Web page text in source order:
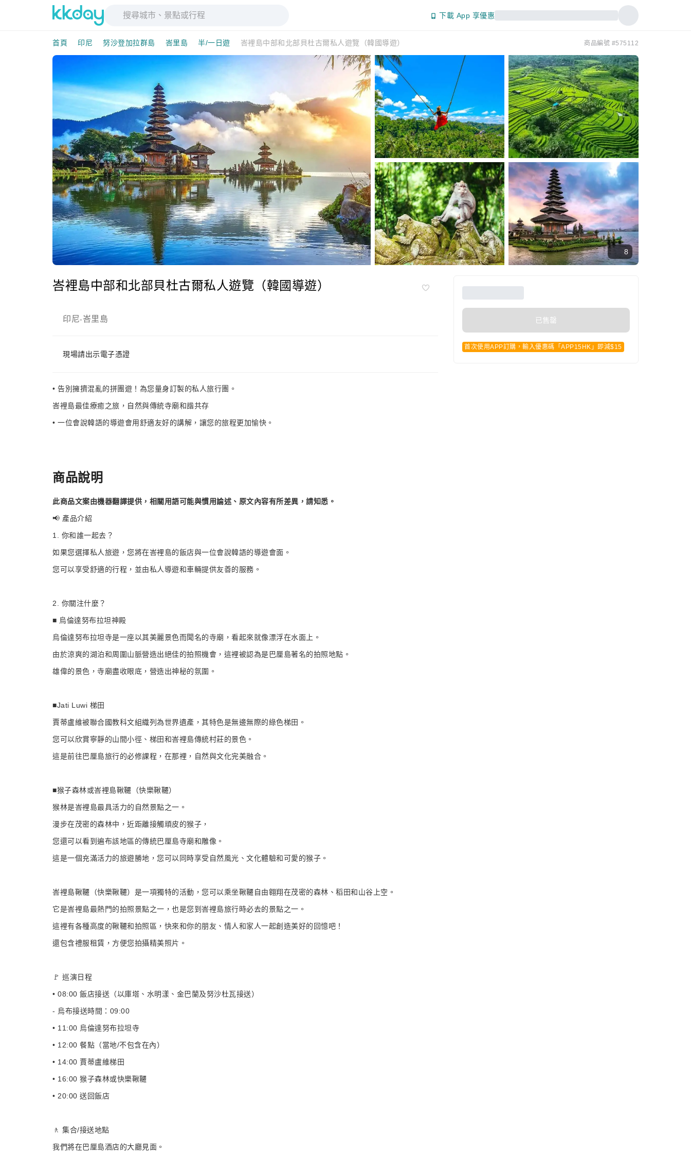
下載 App 享優惠
首頁 印尼 努沙登加拉群島 峇里島 半/一日遊 峇裡島中部和北部貝杜古爾私人遊覽（韓國導遊） 商品編號 #575112
8
峇裡島中部和北部貝杜古爾私人遊覽（韓國導遊）
印尼-峇里島
現場請出示電子憑證
• 告別擁擠混亂的拼團遊！為您量身訂製的私人旅行團。
峇裡島最佳療癒之旅，自然與傳統寺廟和諧共存
• 一位會說韓語的導遊會用舒適友好的講解，讓您的旅程更加愉快。
已售罄
首次使用APP訂購，輸入優惠碼「APP15HK」即減$15
商品說明
此商品文案由機器翻譯提供，相關用語可能與慣用論述、原文內容有所差異，請知悉。
📢 產品介紹
1. 你和誰一起去？
如果您選擇私人旅遊，您將在峇裡島的飯店與一位會說韓語的導遊會面。
您可以享受舒適的行程，並由私人導遊和車輛提供友善的服務。
2. 你關注什麼？
■ 烏倫達努布拉坦神殿
烏倫達努布拉坦寺是一座以其美麗景色而聞名的寺廟，看起來就像漂浮在水面上。
由於涼爽的湖泊和周圍山脈營造出絕佳的拍照機會，這裡被認為是巴厘島著名的拍照地點。
雄偉的景色，寺廟盡收眼底，營造出神秘的氛圍。
■Jati Luwi 梯田
賈蒂盧維被聯合國教科文組織列為世界遺產，其特色是無邊無際的綠色梯田。
您可以欣賞寧靜的山間小徑、梯田和峇裡島傳統村莊的景色。
這是前往巴厘島旅行的必修課程，在那裡，自然與文化完美融合。
■猴子森林或峇裡島鞦韆（快樂鞦韆）
猴林是峇裡島最具活力的自然景點之一。
漫步在茂密的森林中，近距離接觸頑皮的猴子，
您還可以看到遍布該地區的傳統巴厘島寺廟和雕像。
這是一個充滿活力的旅遊勝地，您可以同時享受自然風光、文化體驗和可愛的猴子。
峇裡島鞦韆（快樂鞦韆）是一項獨特的活動，您可以乘坐鞦韆自由翱翔在茂密的森林、稻田和山谷上空。
它是峇裡島最熱門的拍照景點之一，也是您到峇裡島旅行時必去的景點之一。
這裡有各種高度的鞦韆和拍照區，快來和你的朋友、情人和家人一起創造美好的回憶吧！
還包含禮服租賃，方便您拍攝精美照片。
🚩 巡演日程
• 08:00 飯店接送（以庫塔、水明漾、金巴蘭及努沙杜瓦接送）
- 烏布接送時間：09:00
• 11:00 烏倫達努布拉坦寺
• 12:00 餐點（當地/不包含在內）
• 14:00 賈蒂盧維梯田
• 16:00 猴子森林或快樂鞦韆
• 20:00 送回飯店
🚶 集合/接送地點
我們將在巴厘島酒店的大廳見面。